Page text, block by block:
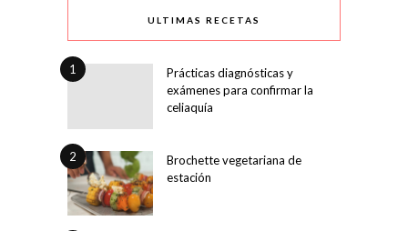
ULTIMAS RECETAS
1
Prácticas diagnósticas y
exámenes para confirmar la
celiaquía
2
Brochette vegetariana de
estación